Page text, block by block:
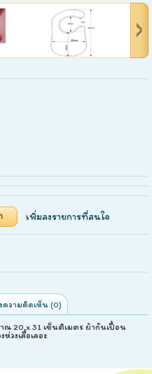
เพิ่มลงรายการที่สนใจ
ความคิดเห็น (0)
20 x 31 เซ็นติเมตร ผ้ากันเปื้อน
วงเสื้อเลอะ